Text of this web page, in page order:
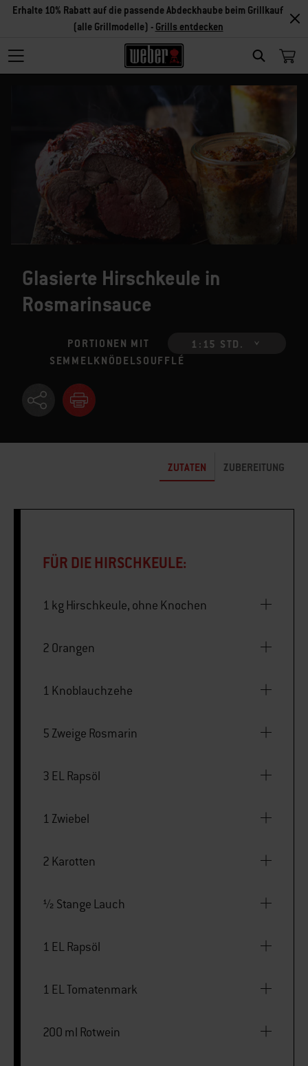
SEARCH
Erhalte 10% Rabatt auf die passende Abdeckhaube beim Grillkauf
(alle Grillmodelle) - Grills entdecken
Glasierte Hirschkeule in
Rosmarinsauce
PORTIONEN MIT
SEMMELKNÖDELSOUFFLÉ
1:15 STD.
ZUTATEN ZUBEREITUNG
FÜR DIE HIRSCHKEULE:
1 kg Hirschkeule, ohne Knochen
2 Orangen
1 Knoblauchzehe
5 Zweige Rosmarin
3 EL Rapsöl
1 Zwiebel
2 Karotten
½ Stange Lauch
1 EL Rapsöl
1 EL Tomatenmark
200 ml Rotwein